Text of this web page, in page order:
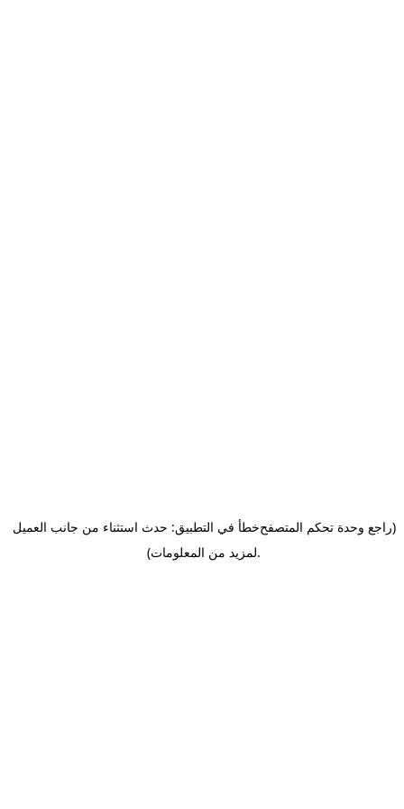
خطأ في التطبيق: حدث استثناء من جانب العميل(راجع وحدة تحكم المتصفح
لمزيد من المعلومات).